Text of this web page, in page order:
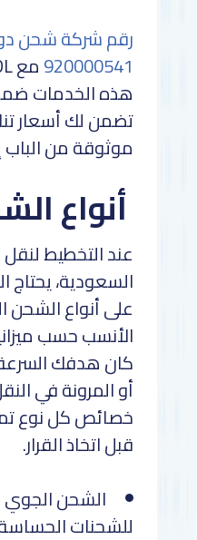
رقم شركة شحن
920000541
هذه الخدمات
تضمن لك أسعار
موثوقة من الباب
أنواع
عند التخطيط لنقل
السعودية، يحتاج
على أنواع الشحن
الأنسب حسب
كان هدفك
أو المرونة في
خصائص كل نوع
قبل اتخاذ القرار.
الشحن الجوي
للشحنات الحساسة